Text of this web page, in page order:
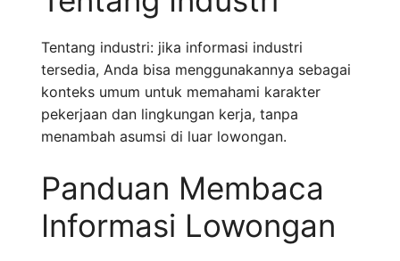
Tentang industri: jika informasi industri
tersedia, Anda bisa menggunakannya sebagai
konteks umum untuk memahami karakter
pekerjaan dan lingkungan kerja, tanpa
menambah asumsi di luar lowongan.
Panduan Membaca
Informasi Lowongan